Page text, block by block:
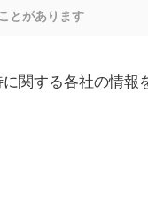
とがあります
関する各社の情報